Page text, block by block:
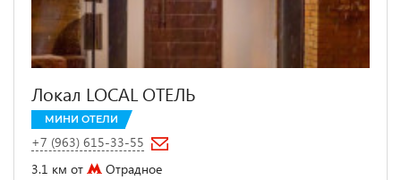
Локал LOCAL ОТЕЛЬ
МИНИ ОТЕЛИ
+7 (963) 615-33-55
3.1 км от
Отрадное